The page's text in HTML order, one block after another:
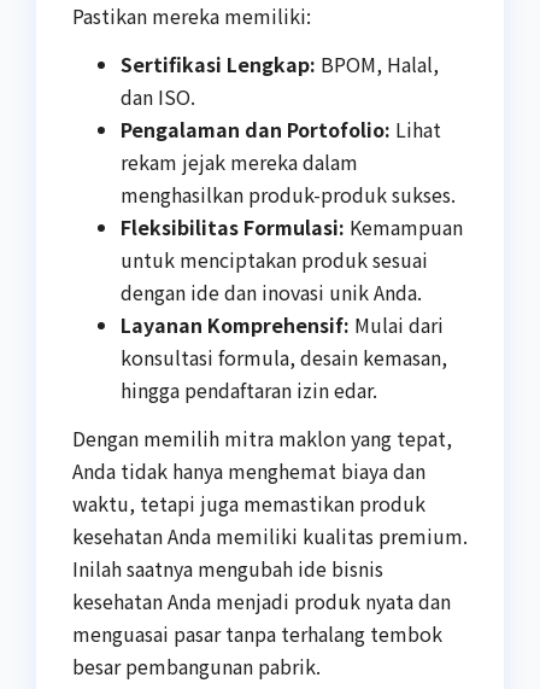
Pastikan mereka memiliki:
Sertifikasi Lengkap: BPOM, Halal,
dan ISO.
Pengalaman dan Portofolio: Lihat
rekam jejak mereka dalam
menghasilkan produk-produk sukses.
Fleksibilitas Formulasi: Kemampuan
untuk menciptakan produk sesuai
dengan ide dan inovasi unik Anda.
Layanan Komprehensif: Mulai dari
konsultasi formula, desain kemasan,
hingga pendaftaran izin edar.
Dengan memilih mitra maklon yang tepat,
Anda tidak hanya menghemat biaya dan
waktu, tetapi juga memastikan produk
kesehatan Anda memiliki kualitas premium.
Inilah saatnya mengubah ide bisnis
kesehatan Anda menjadi produk nyata dan
menguasai pasar tanpa terhalang tembok
besar pembangunan pabrik.